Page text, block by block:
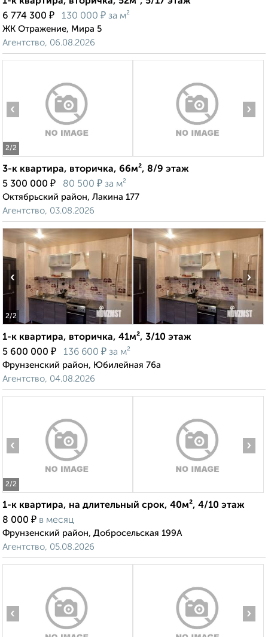
6 774 300 ₽ 130 000 ₽ за м²
ЖК Отражение, Мира 5
Агентство, 06.08.2026
2/2
‹ ›
3-к квартира, вторичка, 66м², 8/9 этаж
5 300 000 ₽ 80 500 ₽ за м²
Октябрьский район, Лакина 177
Агентство, 03.08.2026
2/2
‹ ›
1-к квартира, вторичка, 41м², 3/10 этаж
5 600 000 ₽ 136 600 ₽ за м²
Фрунзенский район, Юбилейная 76а
Агентство, 04.08.2026
2/2
‹ ›
1-к квартира, на длительный срок, 40м², 4/10 этаж
8 000 ₽ в месяц
Фрунзенский район, Добросельская 199А
Агентство, 05.08.2026
‹ ›